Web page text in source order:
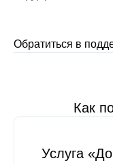
Обратиться в
Как
Услуга